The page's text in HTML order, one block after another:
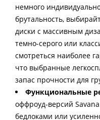
немного
брутальность,
диски с массивным
темно-серого или
смотреться наиболее
что выбранные
запас прочности для
Функциональные
оффроуд-версий
бедлоками или